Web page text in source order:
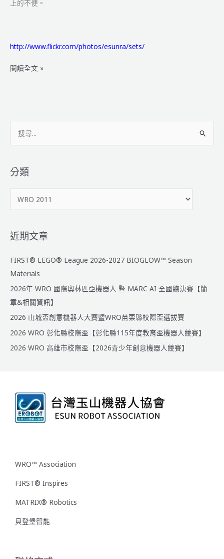
上的不便。
http://www.flickr.com/photos/esunra/sets/
WRO
閱讀全文 »
鍵
分類
類
近期文章
FIRST® LEGO® League 2026-2027 BIOGLOW™ Season
Materials
2026年 WRO 國際奧林匹亞機器人 暨 MARC AI 全國總決賽【簡
章&相關資訊】
2026 山城盃創意機器人大賽暨WRO苗栗縣校際盃選拔賽
2026 WRO 彰化縣校際盃【彰化縣115年度教育盃機器人競賽】
2026 WRO 高雄市校際盃【2026青少年創意機器人競賽】
WRO™ Association
FIRST® Inspires
MATRIX® Robotics
貝登堡智能